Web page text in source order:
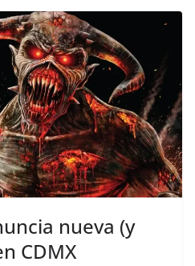
nueva (y
CDMX